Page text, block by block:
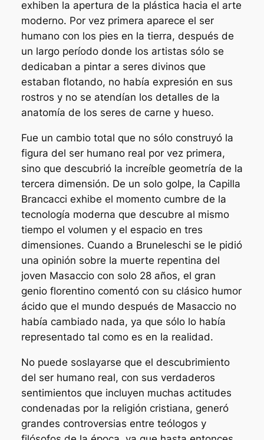
exhiben la apertura de la plástica hacia el arte
moderno. Por vez primera aparece el ser
humano con los pies en la tierra, después de
un largo período donde los artistas sólo se
dedicaban a pintar a seres divinos que
estaban flotando, no había expresión en sus
rostros y no se atendían los detalles de la
anatomía de los seres de carne y hueso.
Fue un cambio total que no sólo construyó la
figura del ser humano real por vez primera,
sino que descubrió la increíble geometría de la
tercera dimensión. De un solo golpe, la Capilla
Brancacci exhibe el momento cumbre de la
tecnología moderna que descubre al mismo
tiempo el volumen y el espacio en tres
dimensiones. Cuando a Bruneleschi se le pidió
una opinión sobre la muerte repentina del
joven Masaccio con solo 28 años, el gran
genio florentino comentó con su clásico humor
ácido que el mundo después de Masaccio no
había cambiado nada, ya que sólo lo había
representado tal como es en la realidad.
No puede soslayarse que el descubrimiento
del ser humano real, con sus verdaderos
sentimientos que incluyen muchas actitudes
condenadas por la religión cristiana, generó
grandes controversias entre teólogos y